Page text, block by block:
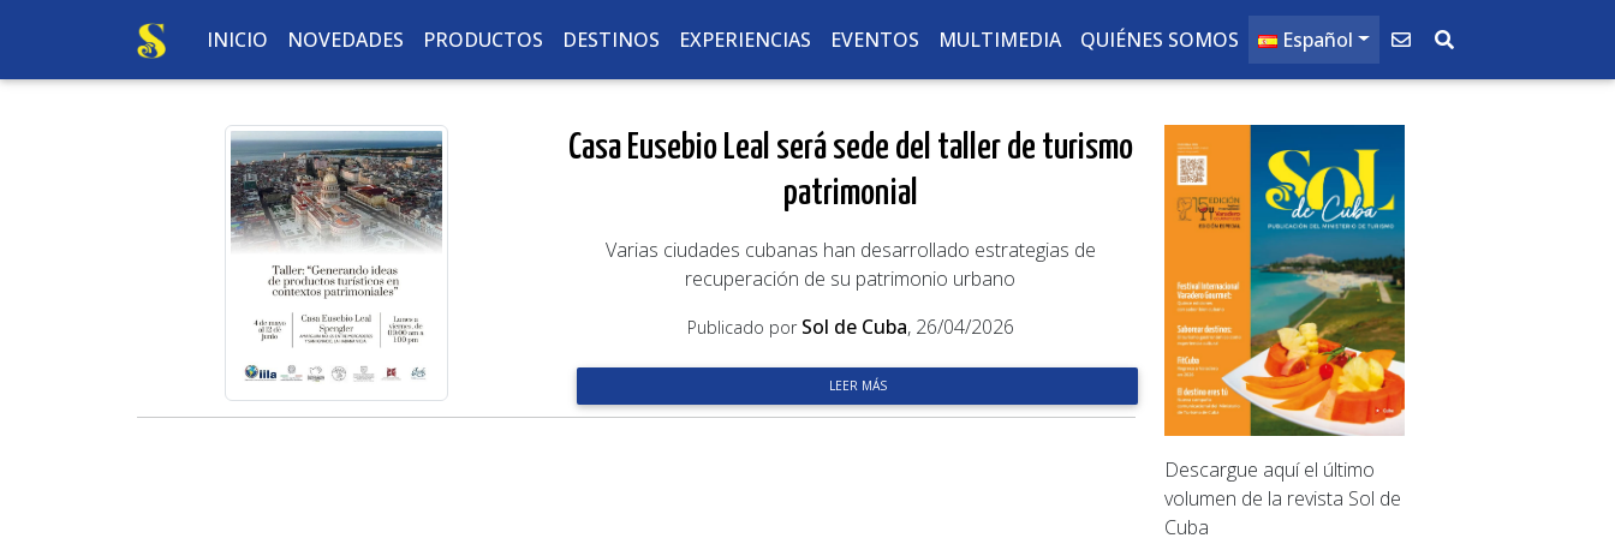
INICIO NOVEDADES PRODUCTOS DESTINOS EXPERIENCIAS EVENTOS MULTIMEDIA QUIÉNES SOMOS Español
Casa Eusebio Leal será sede del taller de turismo
patrimonial
Varias ciudades cubanas han desarrollado estrategias de
recuperación de su patrimonio urbano
Publicado por Sol de Cuba, 26/04/2026
LEER MÁS
Descargue aquí el último
volumen de la revista Sol de
Cuba